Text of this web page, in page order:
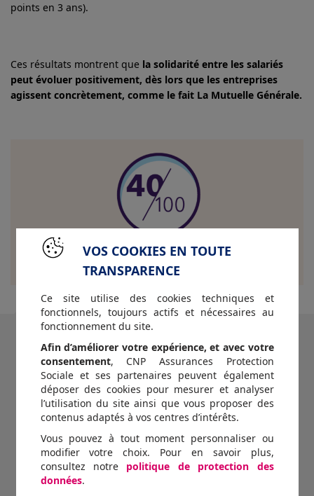
points en 3 ans).
Ces résultats montrent que la solidarité entre les salariés
peut évoluer positivement, dès lors que les entreprises
agissent concrètement, comme le fait La Mutuelle Générale.
Une enquête miroir auprès des
salariés de La Mutuelle Générale
L’enquête menée en miroir auprès des collaborateurs de
La Mutuelle Générale a révélé une évolution significative
de l’indice de solidarité, passant entre 2020 et 2021 de
44/100 à 52/100 (+8 points) pour atteindre 62/100 en 2023
VOS COOKIES EN TOUTE
TRANSPARENCE
Ce site utilise des cookies techniques et
fonctionnels, toujours actifs et nécessaires au
fonctionnement du site.
Afin d’améliorer votre expérience, et avec votre
consentement, CNP Assurances Protection
Sociale et ses partenaires peuvent également
déposer des cookies pour mesurer et analyser
l’utilisation du site ainsi que vous proposer des
contenus adaptés à vos centres d’intérêts.
Vous pouvez à tout moment personnaliser ou
modifier votre choix. Pour en savoir plus,
consultez notre politique de protection des
données.